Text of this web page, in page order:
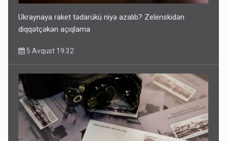
Ukraynaya raket tədarükü niyə azalıb? Zelenskidən
diqqətçəkən açıqlama
5 Avqust 19:32